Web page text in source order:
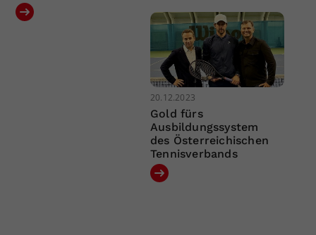
20.12.2023
Gold fürs
Ausbildungssystem
des Österreichischen
Tennisverbands